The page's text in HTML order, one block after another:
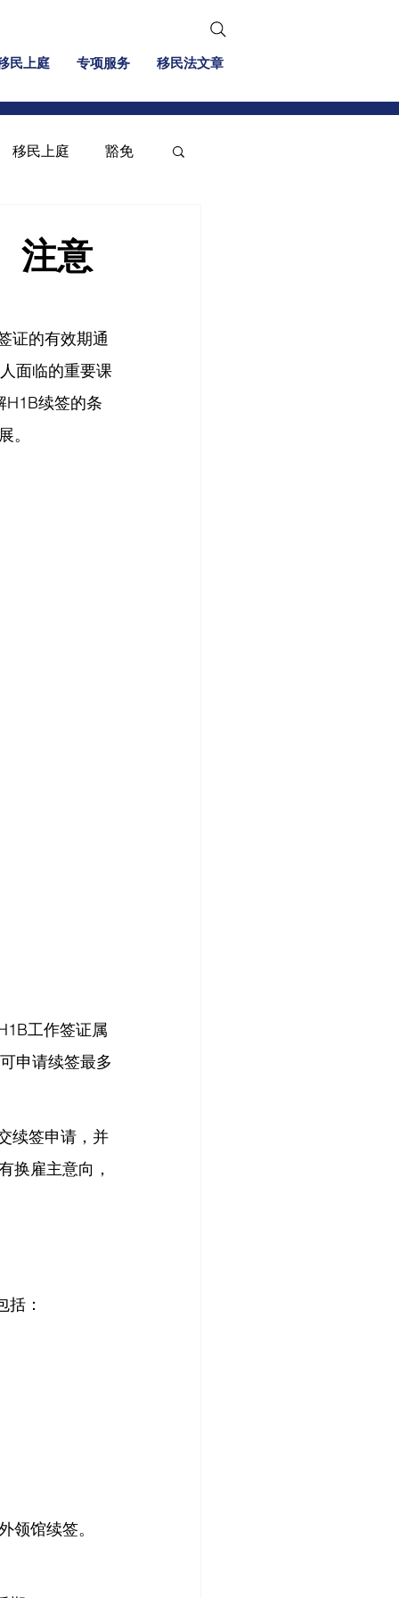
民上庭 专项服务 移民法文章
移民上庭 豁免
注意
证的有效期通
面临的重要课
H1B续签的条
。
工作签证属
申请续签最多
续签申请，并
换雇主意向，
：
领馆续签。